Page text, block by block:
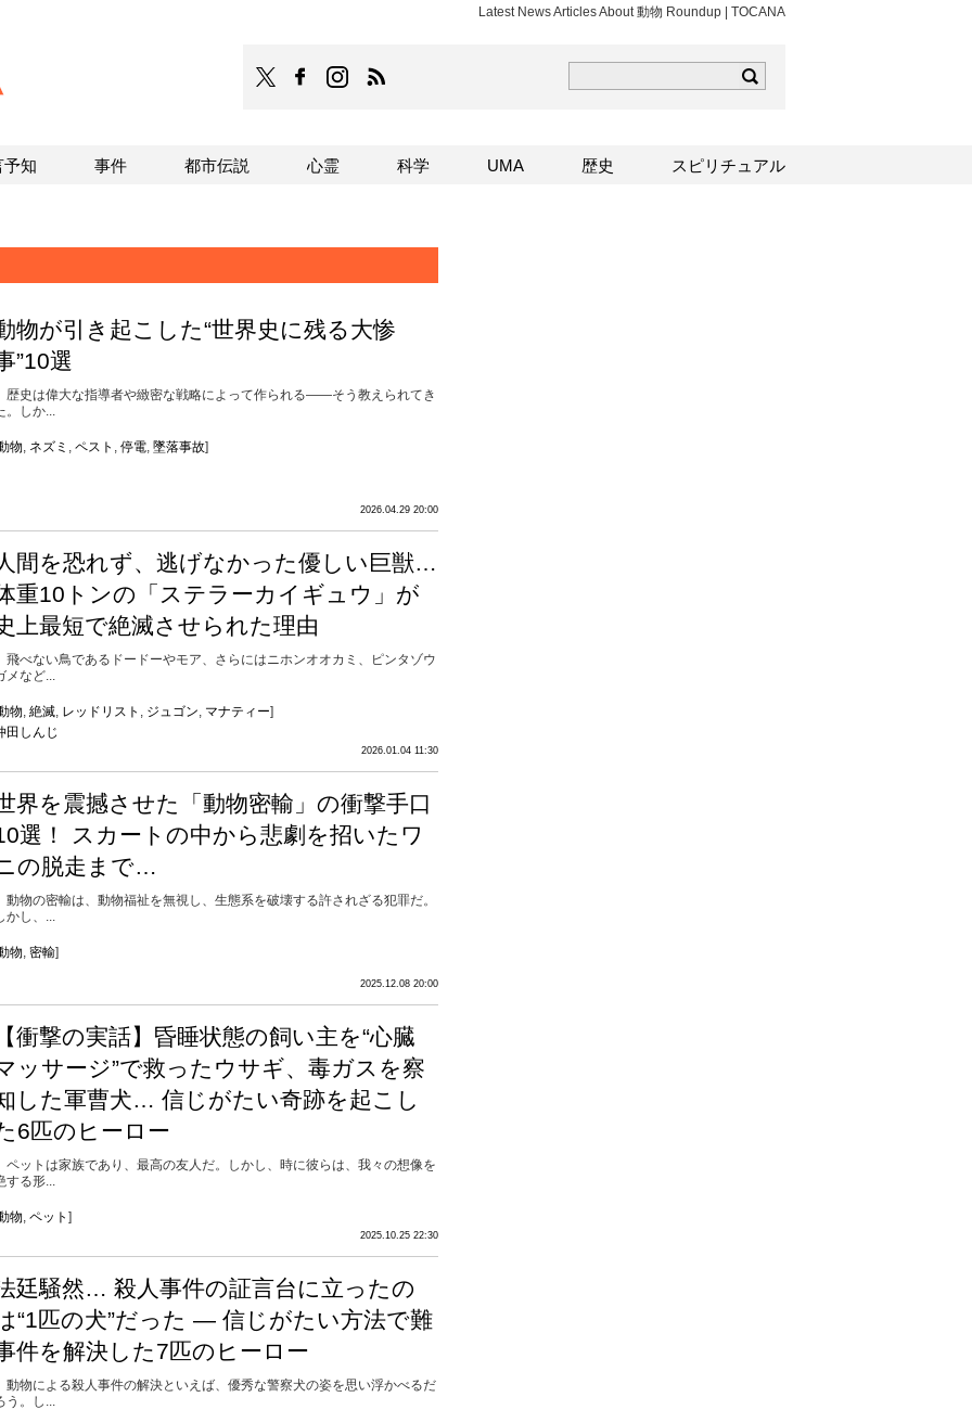
Latest News Articles About 動物 Roundup | TOCANA
TOCANAのFacebookはこちら
TOCANAのinstagramはこちら
物が引き起こした“世界史に残る大惨
”10選
史は偉大な指導者や緻密な戦略によって作られる――そう教えられてき
。しか...
物, ネズミ , ペスト , 停電, 墜落事故]
2026.04.29 20:00
間を恐れず、逃げなかった優しい巨獣…
重10トンの「ステラーカイギュウ」が
上最短で絶滅させられた理由
べない鳥であるドードーやモア、さらにはニホンオオカミ、ピンタゾウ
メなど...
物, 絶滅, レッドリスト , ジュゴン, マナティー]
2026.01.04 11:30
田しんじ
界を震撼させた「動物密輸」の衝撃手口
選！ スカートの中から悲劇を招いたワ
の脱走まで…
物の密輸は、動物福祉を無視し、生態系を破壊する許されざる犯罪だ。
かし、...
物, 密輸]
2025.12.08 20:00
衝撃の実話】昏睡状態の飼い主を“心臓
ッサージ”で救ったウサギ、毒ガスを察
した軍曹犬… 信じがたい奇跡を起こし
6匹のヒーロー
ットは家族であり、最高の友人だ。しかし、時に彼らは、我々の想像を
する形...
物, ペット ]
2025.10.25 22:30
廷騒然… 殺人事件の証言台に立ったの
“1匹の犬”だった ― 信じがたい方法で難
件を解決した7匹のヒーロー
物による殺人事件の解決といえば、優秀な警察犬の姿を思い浮かべるだ
う。し...
予知 事件 都市伝説 心霊 科学 UMA 歴史 スピリチュアル